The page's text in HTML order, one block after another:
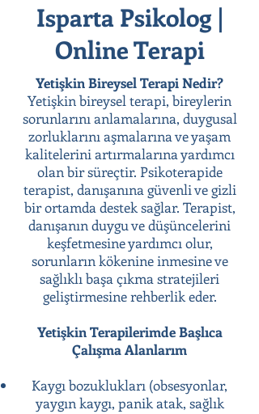
Isparta Psikolog |
Online Terapi
Yetişkin Bireysel Terapi Nedir?
Yetişkin bireysel terapi, bireylerin
sorunlarını anlamalarına, duygusal
zorluklarını aşmalarına ve yaşam
kalitelerini artırmalarına yardımcı
olan bir süreçtir. Psikoterapide
terapist, danışanına güvenli ve gizli
bir ortamda destek sağlar. Terapist,
danışanın duygu ve düşüncelerini
keşfetmesine yardımcı olur,
sorunların kökenine inmesine ve
sağlıklı başa çıkma stratejileri
geliştirmesine rehberlik eder.
Yetişkin Terapilerimde Başlıca
Çalışma Alanlarım
Kaygı bozuklukları (obsesyonlar,
yaygın kaygı, panik atak, sağlık